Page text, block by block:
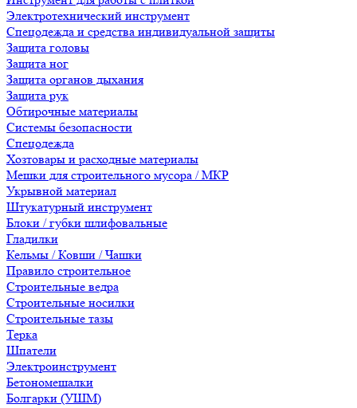
Электротехнический инструмент
Спецодежда и средства индивидуальной защиты
Защита головы
Защита ног
Защита органов дыхания
Защита рук
Обтирочные материалы
Системы безопасности
Спецодежда
Хозтовары и расходные материалы
Мешки для строительного мусора / МКР
Укрывной материал
Штукатурный инструмент
Блоки / губки шлифовальные
Гладилки
Кельмы / Ковши / Чашки
Правило строительное
Строительные ведра
Строительные носилки
Строительные тазы
Терка
Шпатели
Электроинструмент
Бетономешалки
Болгарки (УШМ)